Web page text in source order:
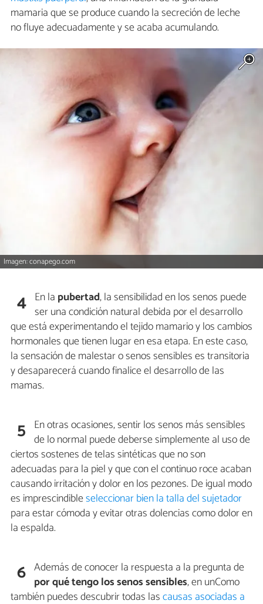
mamaria que se produce cuando la secreción de leche
no fluye adecuadamente y se acaba acumulando.
Imagen: conapego.com
4 En la pubertad, la sensibilidad en los senos puede
ser una condición natural debida por el desarrollo
que está experimentando el tejido mamario y los cambios
hormonales que tienen lugar en esa etapa. En este caso,
la sensación de malestar o senos sensibles es transitoria
y desaparecerá cuando finalice el desarrollo de las
mamas.
5 En otras ocasiones, sentir los senos más sensibles
de lo normal puede deberse simplemente al uso de
ciertos sostenes de telas sintéticas que no son
adecuadas para la piel y que con el continuo roce acaban
causando irritación y dolor en los pezones. De igual modo
es imprescindibleseleccionar bien la talla del sujetador
para estar cómoda y evitar otras dolencias como dolor en
la espalda.
6 Además de conocer la respuesta a la pregunta de
por qué tengo los senos sensibles, en unComo
también puedes descubrir todas lascausas asociadas a